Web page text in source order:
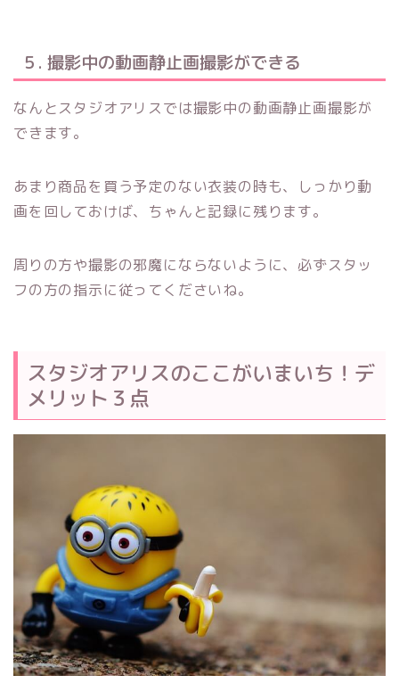
５. 撮影中の動画静止画撮影ができる
なんとスタジオアリスでは撮影中の動画静止画撮影が
できます。
あまり商品を買う予定のない衣装の時も、しっかり動
画を回しておけば、ちゃんと記録に残ります。
周りの方や撮影の邪魔にならないように、必ずスタッ
フの方の指示に従ってくださいね。
スタジオアリスのここがいまいち！デ
メリット３点